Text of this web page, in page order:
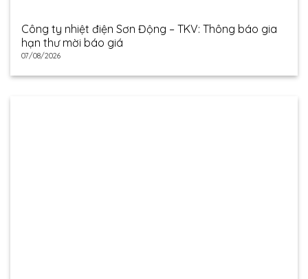
Công ty nhiệt điện Sơn Động – TKV: Thông báo gia
hạn thư mời báo giá
07/08/2026